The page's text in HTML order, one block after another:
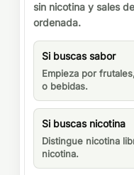
sin nicotina y sales
ordenada.
Si buscas sabor
Empieza por
o bebidas.
Si buscas nicotina
Distingue nicotina
nicotina.